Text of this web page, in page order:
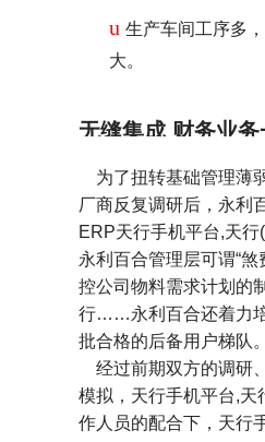
u 生产车间工序多
大。
无缝集成 财务业
为了扭转基础管理薄
厂商反复调研后，永利
ERP天行手机平台,天
永利百合管理层可谓“
控公司物料需求计划的
行……永利百合还着力培
批合格的后备用户梯队。
经过前期双方的调研
模拟，天行手机平台,天
作人员的配合下，天行